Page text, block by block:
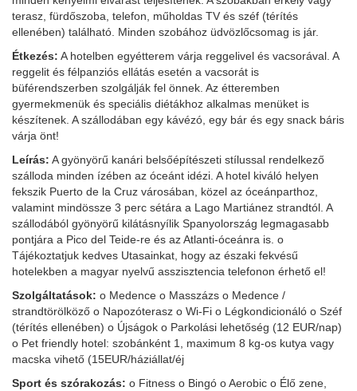
terasz, fürdőszoba, telefon, műholdas TV és széf (térítés
ellenében) található. Minden szobához üdvözlőcsomag is jár.
Étkezés: A hotelben egyétterem várja reggelivel és vacsorával. A
reggelit és félpanziós ellátás esetén a vacsorát is
büférendszerben szolgálják fel önnek. Az étteremben
gyermekmenük és speciális diétákhoz alkalmas menüket is
készítenek. A szállodában egy kávézó, egy bár és egy snack báris
várja önt!
Leírás: A gyönyörű kanári belsőépítészeti stílussal rendelkező
szálloda minden ízében az óceánt idézi. A hotel kiváló helyen
fekszik Puerto de la Cruz városában, közel az óceánparthoz,
valamint mindössze 3 perc sétára a Lago Martiánez strandtól. A
szállodából gyönyörű kilátásnyílik Spanyolország legmagasabb
pontjára a Pico del Teide-re és az Atlanti-óceánra is. o
Tájékoztatjuk kedves Utasainkat, hogy az északi fekvésű
hotelekben a magyar nyelvű asszisztencia telefonon érhető el!
Szolgáltatások: o Medence o Masszázs o Medence /
strandtörölköző o Napozóterasz o Wi-Fi o Légkondicionáló o Széf
(térítés ellenében) o Újságok o Parkolási lehetőség (12 EUR/nap)
o Pet friendly hotel: szobánként 1, maximum 8 kg-os kutya vagy
macska vihető (15EUR/háziállat/éj
Sport és szórakozás: o Fitness o Bingó o Aerobic o Élő zene,